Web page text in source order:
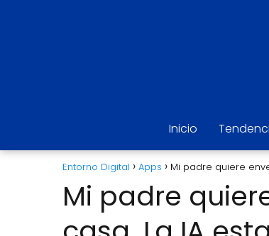
Inicio
Entorno Digital Apps Mi padre quiere
Mi padre